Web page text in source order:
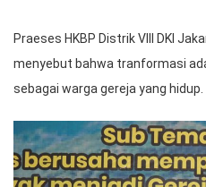
Praeses HKBP Distrik VIII DKI
menyebut bahwa tranformasi
sebagai warga gereja yang hidup.